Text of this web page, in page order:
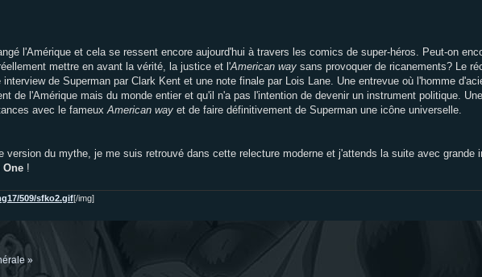
l'Amérique et cela se ressent encore aujourd'hui à travers les comics de super-héros. Peut-on
mettre en avant la vérité, la justice et l'American way sans provoquer de ricanements? Le
de Superman par Clark Kent et une note finale par Lois Lane. Une entrevue où l'homme
de l'Amérique mais du monde entier et qu'il n'a pas l'intention de devenir un instrument politique.
avec le fameuxAmerican way et de faire définitivement de Superman une icône universelle.
version du mythe, je me suis retrouvé dans cette relecture moderne et j'attends la suite avec grande
One !
509/sfko2.gif[/img]
»